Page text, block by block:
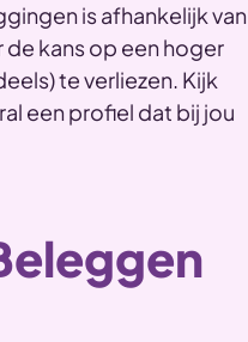
is afhankelijk van
kans op een hoger
te verliezen. Kijk
een profiel dat bij jou